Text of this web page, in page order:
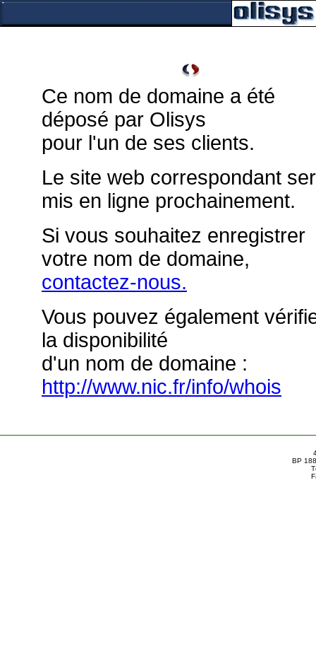
Ce nom de domaine a été
déposé par Olisys
pour l'un de ses clients.
Le site web correspondant
mis en ligne prochainement.
Si vous souhaitez enregistrer
votre nom de domaine,
contactez-nous.
Vous pouvez également
la disponibilité
d'un nom de domaine :
http://www.nic.fr/info/whois
BP